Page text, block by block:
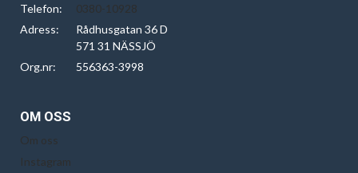
Telefon:
0380-10928
Adress:
Rådhusgatan 36 D
571 31 NÄSSJÖ
Org.nr:
556363-3998
OM OSS
Om oss
Instagram